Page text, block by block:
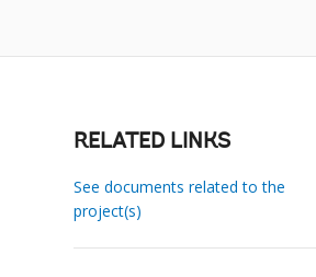
RELATED LINKS
See documents related to the
project(s)